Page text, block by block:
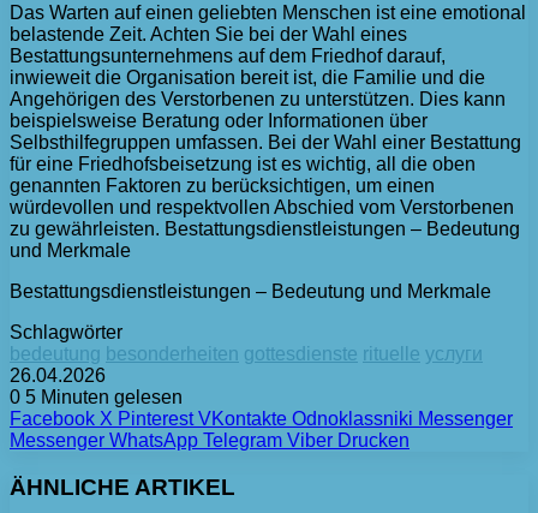
Das Warten auf einen geliebten Menschen ist eine emotional
belastende Zeit. Achten Sie bei der Wahl eines
Bestattungsunternehmens auf dem Friedhof darauf,
inwieweit die Organisation bereit ist, die Familie und die
Angehörigen des Verstorbenen zu unterstützen. Dies kann
beispielsweise Beratung oder Informationen über
Selbsthilfegruppen umfassen. Bei der Wahl einer Bestattung
für eine Friedhofsbeisetzung ist es wichtig, all die oben
genannten Faktoren zu berücksichtigen, um einen
würdevollen und respektvollen Abschied vom Verstorbenen
zu gewährleisten. Bestattungsdienstleistungen – Bedeutung
und Merkmale
Bestattungsdienstleistungen – Bedeutung und Merkmale
Schlagwörter
bedeutung besonderheiten gottesdienste rituelle услуги
26.04.2026
0 5 Minuten gelesen
Facebook X Pinterest VKontakte Odnoklassniki Messenger
Messenger WhatsApp Telegram Viber Drucken
ÄHNLICHE ARTIKEL